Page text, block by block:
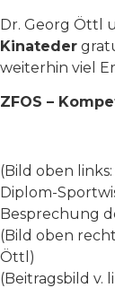
Dr. Georg Öttl
Kinateder
weiterhin viel
ZFOS –
(Bild oben
Diplom-
Besprechung
(Bild oben
Öttl)
(Beitragsbild v.